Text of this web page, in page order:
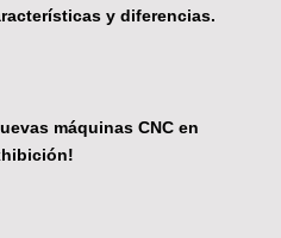
y diferencias.
máquinas CNC en